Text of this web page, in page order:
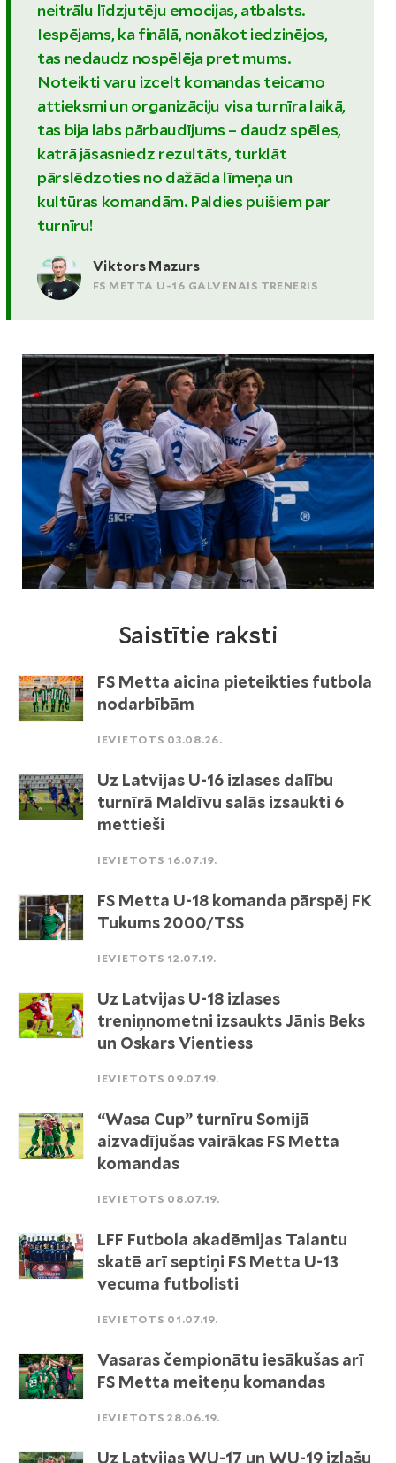
neitrālu līdzjutēju emocijas, atbalsts.
Iespējams, ka finālā, nonākot iedzinējos,
tas nedaudz nospēlēja pret mums.
Noteikti varu izcelt komandas teicamo
attieksmi un organizāciju visa turnīra laikā,
tas bija labs pārbaudījums – daudz spēles,
katrā jāsasniedz rezultāts, turklāt
pārslēdzoties no dažāda līmeņa un
kultūras komandām. Paldies puišiem par
turnīru!
Viktors Mazurs
FS METTA U-16 GALVENAIS TRENERIS
Saistītie raksti
FS Metta aicina pieteikties futbola
nodarbībām
IEVIETOTS 03.08.26.
Uz Latvijas U-16 izlases dalību
turnīrā Maldīvu salās izsaukti 6
mettieši
IEVIETOTS 16.07.19.
FS Metta U-18 komanda pārspēj FK
Tukums 2000/TSS
IEVIETOTS 12.07.19.
Uz Latvijas U-18 izlases
treniņnometni izsaukts Jānis Beks
un Oskars Vientiess
IEVIETOTS 09.07.19.
“Wasa Cup” turnīru Somijā
aizvadījušas vairākas FS Metta
komandas
IEVIETOTS 08.07.19.
LFF Futbola akadēmijas Talantu
skatē arī septiņi FS Metta U-13
vecuma futbolisti
IEVIETOTS 01.07.19.
Vasaras čempionātu iesākušas arī
FS Metta meiteņu komandas
IEVIETOTS 28.06.19.
Uz Latvijas WU-17 un WU-19 izlašu